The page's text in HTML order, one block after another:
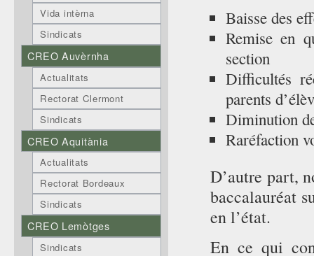
Baisse des
Remise en
section
Difficultés
parents
Diminution
Raréfaction
D’autre part,
baccalauréat
en l’état.
En ce qui
Vida intèrna
Sindicats
CREO Auvèrnha
Actualitats
Rectorat Clermont
Sindicats
CREO Aquitània
Actualitats
Rectorat Bordeaux
Sindicats
CREO Lemòtges
Sindicats